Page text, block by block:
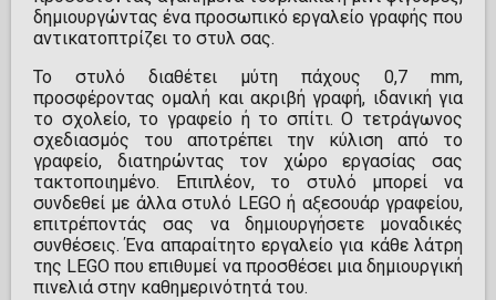
δημιουργώντας ένα προσωπικό εργαλείο γραφής που
αντικατοπτρίζει το στυλ σας.
Το στυλό διαθέτει μύτη πάχους 0,7 mm,
προσφέροντας ομαλή και ακριβή γραφή, ιδανική για
το σχολείο, το γραφείο ή το σπίτι. Ο τετράγωνος
σχεδιασμός του αποτρέπει την κύλιση από το
γραφείο, διατηρώντας τον χώρο εργασίας σας
τακτοποιημένο. Επιπλέον, το στυλό μπορεί να
συνδεθεί με άλλα στυλό LEGO ή αξεσουάρ γραφείου,
επιτρέποντάς σας να δημιουργήσετε μοναδικές
συνθέσεις. Ένα απαραίτητο εργαλείο για κάθε λάτρη
της LEGO που επιθυμεί να προσθέσει μια δημιουργική
πινελιά στην καθημερινότητά του.